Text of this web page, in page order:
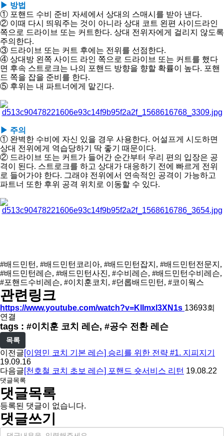
▶ 방법
① 포핸드 수비 준비 자세에서 상대의 스매시를 받아 낸다.
② 이때 다시 띄워주는 것이 아니라 상대 코트 왼편 사이드라인
쪽으로 드라이브 또는 커트한다. 상대 전위자에게 걸리지 않도록
주의한다.
③ 드라이브 또는 커트 후에는 전위를 선점한다.
④ 상대방 왼쪽 사이드 라인 쪽으로 드라이브 또는 커트를 했다
면 후속 스트로크는 나의 포핸드 방향을 향할 확률이 높다. 포핸
드 쪽을 잡을 준비를 한다.
⑤ 후위는 내 파트너에게 맡긴다.
​▶ 주의
① 완벽한 수비에 자신 있을 경우 사용한다. 어설프게 시도하면
상대 전위에게 역습당하기 딱 좋기 때문이다.
② 드라이브 또는 커트가 들어간 순간부터 우리 편의 입장은 공
격이 된다. 스트로크를 하고 상대가 대응하기 전에 빠르게 전위
로 들어가야 한다. 그래야 전위에서 연속적인 공격이 가능하고
파트너 또한 후위 공격 위치로 이동할 수 있다.
#배드민턴, #배드민턴코리아, #배드민턴잡지, #배드민턴전문지,
#배드민턴레슨, #배드민턴사진, #수비레슨, #배드민턴수비레슨,
#포핸드수비레슨, #이치훈코치, #던롭배드민턴, #코이웍스
관련링크
https://www.youtube.com/watch?v=KlImxl3XN1s 13693회
연결
tags : #이치훈 코치 레슨, #공수 전환 레슨
목록
이전글[이영민 코치 기본 레슨] 승리를 위한 전략 #1. 지피지기
19.09.16
다음글[천호철 코치 초보 레슨] 포핸드 숏서비스 리턴 19.08.22
댓글목록
댓글목록
등록된 댓글이 없습니다.
댓글쓰기
내